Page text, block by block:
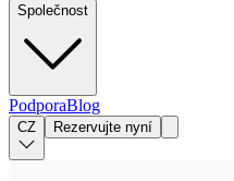
Společnost
PodporaBlog
CZ Rezervujte nyní